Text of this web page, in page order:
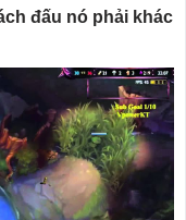
đấu nó phải khác